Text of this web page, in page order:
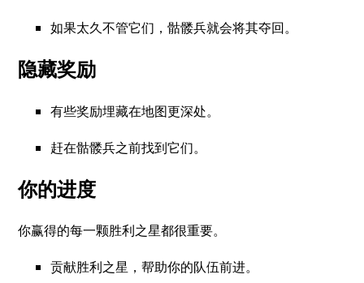
如果太久不管它们，骷髅兵就会将其夺回。
隐藏奖励
有些奖励埋藏在地图更深处。
赶在骷髅兵之前找到它们。
你的进度
你赢得的每一颗胜利之星都很重要。
贡献胜利之星，帮助你的队伍前进。